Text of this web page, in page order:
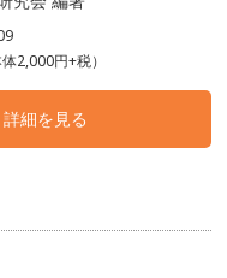
2,000円+税）
詳細を見る